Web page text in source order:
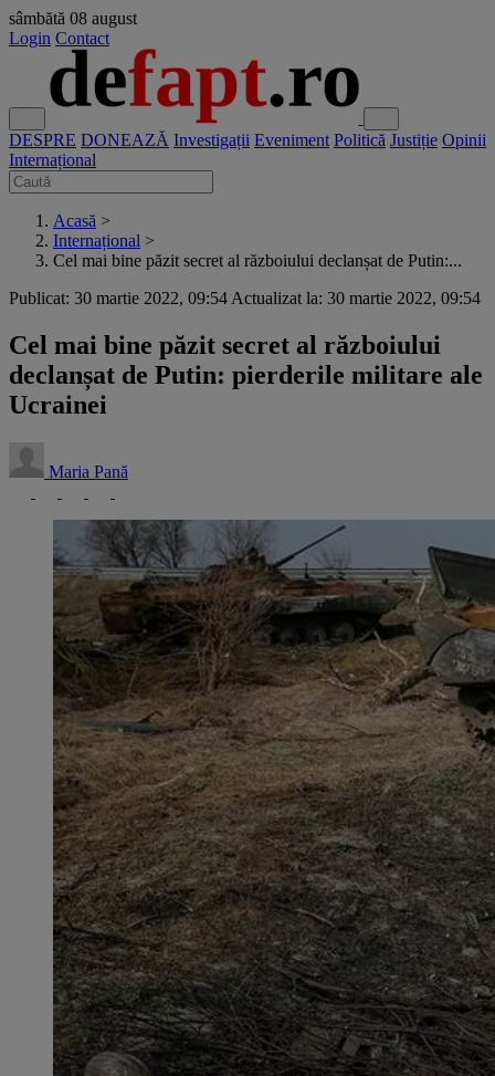
sâmbătă 08 august
Login Contact
DESPRE DONEAZĂ Investigații Eveniment Politică Justiție Opinii
Internațional
Acasă >
Internațional >
Cel mai bine păzit secret al războiului declanșat de Putin:...
Publicat: 30 martie 2022, 09:54 Actualizat la: 30 martie 2022, 09:54
Cel mai bine păzit secret al războiului
declanșat de Putin: pierderile militare ale
Ucrainei
Maria Pană